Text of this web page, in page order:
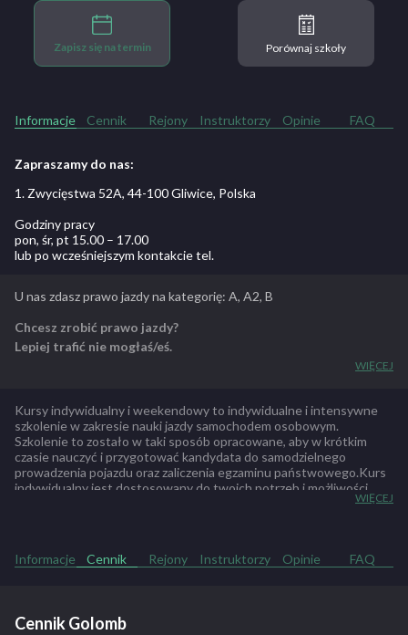
Zapisz się na termin Porównaj szkoły
Informacje Cennik Rejony Instruktorzy Opinie FAQ
Zapraszamy do nas:
1. Zwycięstwa 52A, 44-100 Gliwice, Polska
Godziny pracy
pon, śr, pt 15.00 – 17.00
lub po wcześniejszym kontakcie tel.
U nas zdasz prawo jazdy na kategorię: A, A2, B
Chcesz zrobić prawo jazdy?
Lepiej trafić nie mogłaś/eś.
Priorytetem w naszej szkole jest nie tylko dobre przygotowanie
dobrym kierowcą i potrafił odnaleźć się w każdej sytuacji na drodze.
Wiemy, jak stresującym doświadczeniem jest egzamin, dlatego
przygotowujemy do niego w identycznych pojazdach jak
egzaminacyjne. Co roku OSK GOLOMB znajduje się w czołówce
rankingów zdawalności WORD Rybnik oraz Katowice.
WIĘCEJ
Kursy indywidualny i weekendowy to indywidualne i intensywne
szkolenie w zakresie nauki jazdy samochodem osobowym.
Szkolenie to zostało w taki sposób opracowane, aby w krótkim
czasie nauczyć i przygotować kandydata do samodzielnego
prowadzenia pojazdu oraz zaliczenia egzaminu państwowego.Kurs
indywidualny jest dostosowany do twoich potrzeb i możliwości
czasowych. Można go rozpocząć w każdej chwili, a termin zajęćWIĘCEJ
Informacje Cennik Rejony Instruktorzy Opinie FAQ
Cennik Golomb